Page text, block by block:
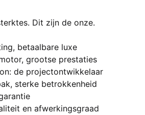
Dit zijn de onze.
betaalbare luxe
grootse prestaties
de projectontwikkelaar
sterke betrokkenheid
en afwerkingsgraad